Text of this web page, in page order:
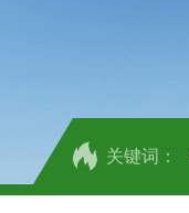
关键词：